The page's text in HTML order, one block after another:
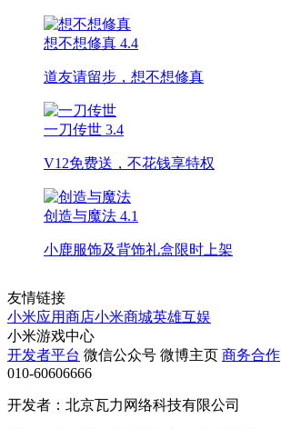
想不想修真 4.4
道友请留步，想不想修真
一刀传世 3.4
V12免费送，不花钱享特权
创造与魔法 4.1
小鹿服饰及背饰礼盒限时上架
友情链接
小米应用商店小米商城英雄互娱
小米游戏中心
开发者平台 微信公众号 微博主页 商务合作
010-60606666
开发者：北京瓦力网络科技有限公司